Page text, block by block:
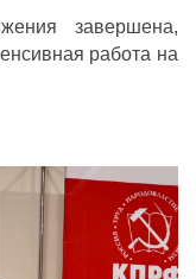
завершена,
работа на